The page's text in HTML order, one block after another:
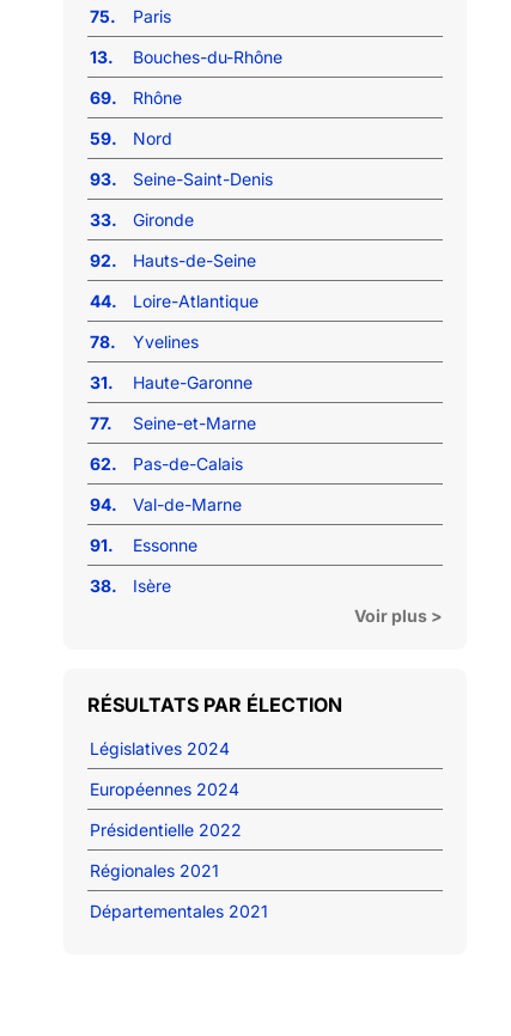
75.
Paris
13.
Bouches-du-Rhône
69.
Rhône
59.
Nord
93.
Seine-Saint-Denis
33.
Gironde
92.
Hauts-de-Seine
44.
Loire-Atlantique
78.
Yvelines
31.
Haute-Garonne
77.
Seine-et-Marne
62.
Pas-de-Calais
94.
Val-de-Marne
91.
Essonne
38.
Isère
Voir plus >
RÉSULTATS PAR ÉLECTION
Législatives 2024
Européennes 2024
Présidentielle 2022
Régionales 2021
Départementales 2021